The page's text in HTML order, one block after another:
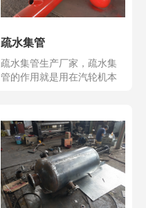
疏水集管
疏水集管生产厂家，疏水集
管的作用就是用在汽轮机本